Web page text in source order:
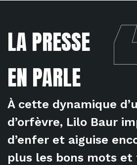
LA PRESSE
EN PARLE
À cette dynamique
d’orfèvre, Lilo Baur
d’enfer et aiguise
plus les bons mots